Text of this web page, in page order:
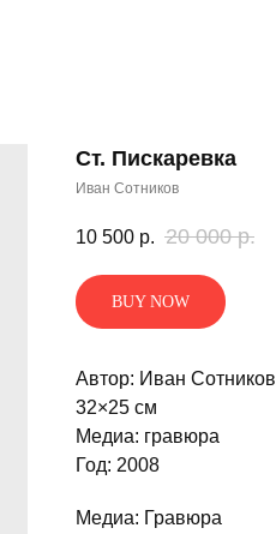
Ст. Пискаревка
Иван Сотников
10 500 р. 20 000 р.
BUY NOW
Автор: Иван Сотников
32×25 см
Медиа: гравюра
Год: 2008
Медиа: Гравюра